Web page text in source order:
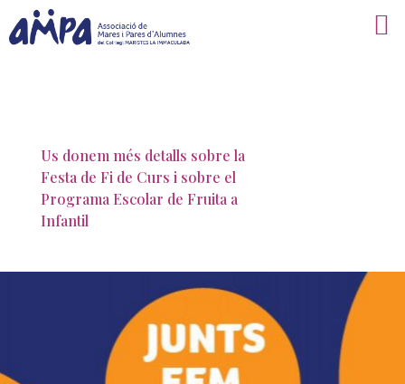
Us donem més detalls sobre la
Festa de Fi de Curs i sobre el
Programa Escolar de Fruita a
Infantil